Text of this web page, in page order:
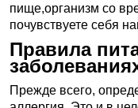
пище,организм со
почувствуете себя
Правила
Прежде всего,